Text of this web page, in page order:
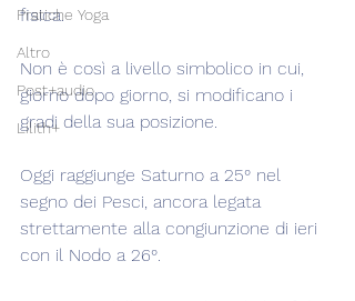
Pratiche Yoga
Altro
Post+audio
Lilith+
fisica.
Non è così a livello simbolico in cui,
giorno dopo giorno, si modificano i
gradi della sua posizione.
Oggi raggiunge Saturno a 25° nel
segno dei Pesci, ancora legata
strettamente alla congiunzione di ieri
con il Nodo a 26°.